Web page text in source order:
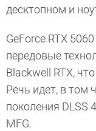
десктопном и
GeForce RTX
передовые
Blackwell RTX,
Речь идет, в том
поколения DLSS
MFG.